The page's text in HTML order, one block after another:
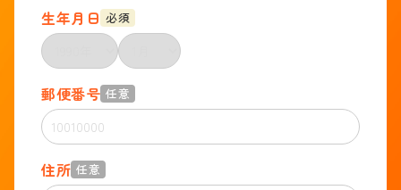
生年月日 必須
郵便番号 任意
住所 任意